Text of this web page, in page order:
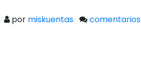
por miskuentas comentarios